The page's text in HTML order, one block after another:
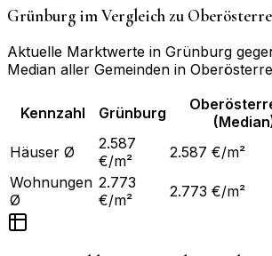
Grünburg im Vergleich zu
Aktuelle Marktwerte in Grünburg
Median aller Gemeinden in
Kennzahl Grünburg
Häuser Ø
2.587
€/m²
2.587 €/m²
Wohnungen
Ø
2.773
€/m²
2.773 €/m²